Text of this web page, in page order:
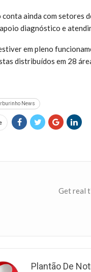
conta ainda com setores
diagnóstico e
em pleno
distribuídos em 28
News
Get real
Plantão De